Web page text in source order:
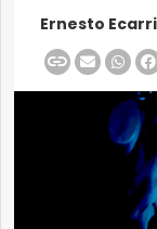
Ernesto Ecarri